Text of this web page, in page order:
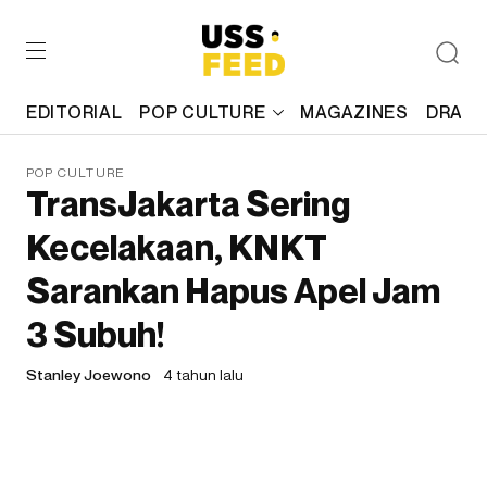
EDITORIAL POP CULTURE MAGAZINES
POP CULTURE
TransJakarta Sering
Kecelakaan, KNKT
Sarankan Hapus Apel Jam
3 Subuh!
Stanley Joewono 4 tahun lalu